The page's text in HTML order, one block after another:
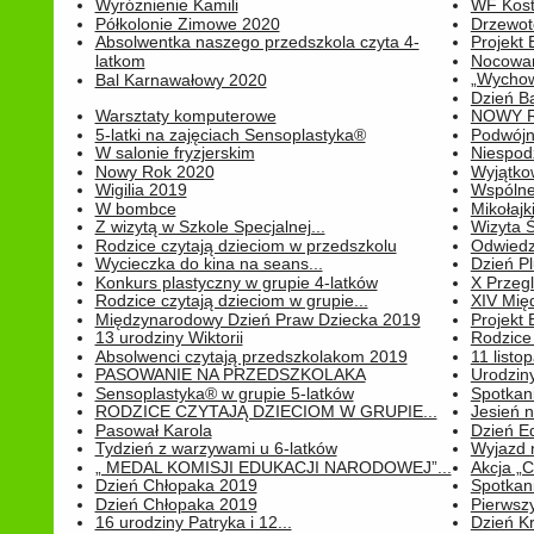
Wyróżnienie Kamili
Półkolonie Zimowe 2020
WF
Absolwentka naszego przedszkola czyta 4-
latkom
Bal Karnawałowy 2020
Projekt
Dzień
Warsztaty komputerowe
5-latki na zajęciach Sensoplastyka®
NOWY
W salonie fryzjerskim
Nowy Rok 2020
Wigilia 2019
W bombce
Z wizytą w Szkole Specjalnej...
Rodzice czytają dzieciom w przedszkolu
Wizyta
Wycieczka do kina na seans...
Konkurs plastyczny w grupie 4-latków
Dzień
X
Rodzice czytają dzieciom w grupie...
Międzynarodowy Dzień Praw Dziecka 2019
XIV
Projekt
13 urodziny Wiktorii
Absolwenci czytają przedszkolakom 2019
11
PASOWANIE NA PRZEDSZKOLAKA
Sensoplastyka® w grupie 5-latków
RODZICE CZYTAJĄ DZIECIOM W GRUPIE...
Pasował Karola
Jesień
Dzień
Tydzień z warzywami u 6-latków
„ MEDAL KOMISJI EDUKACJI NARODOWEJ”...
Wyjazd
Akcja
Dzień Chłopaka 2019
Dzień Chłopaka 2019
16 urodziny Patryka i 12...
Dzień